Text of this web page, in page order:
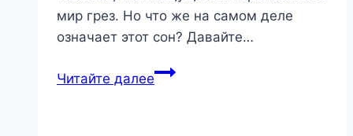
мир грез. Но что же на самом деле
означает этот сон? Давайте…
Читайте далееШелковые